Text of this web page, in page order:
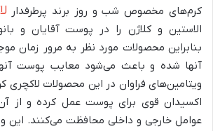
کرم‌های مخصوص شب و روز برند پرطرفدار
الاستین و کلاژن را در پوست آقایان و
بنابراین محصولات مورد نظر به مرور زمان
آنها شده و باعث می‌شود معایب پوست آنها
ویتامین‌های فراوان در این محصولات لاکچری
اکسیدان قوی برای پوست عمل کرده و از آن
عوامل خارجی و داخلی محافظت می‌کنند. این